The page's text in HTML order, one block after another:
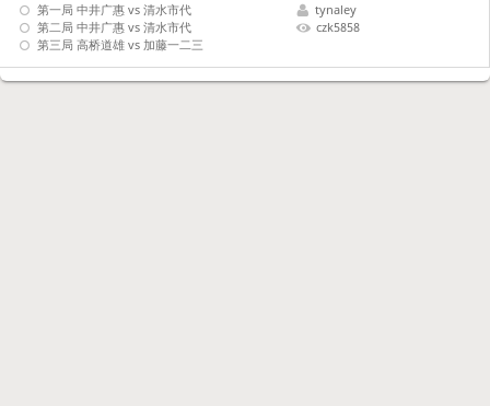
第一局 中井广惠 vs 清水市代
第二局 中井广惠 vs 清水市代
第三局 高桥道雄 vs 加藤一二三
tynaley
czk5858